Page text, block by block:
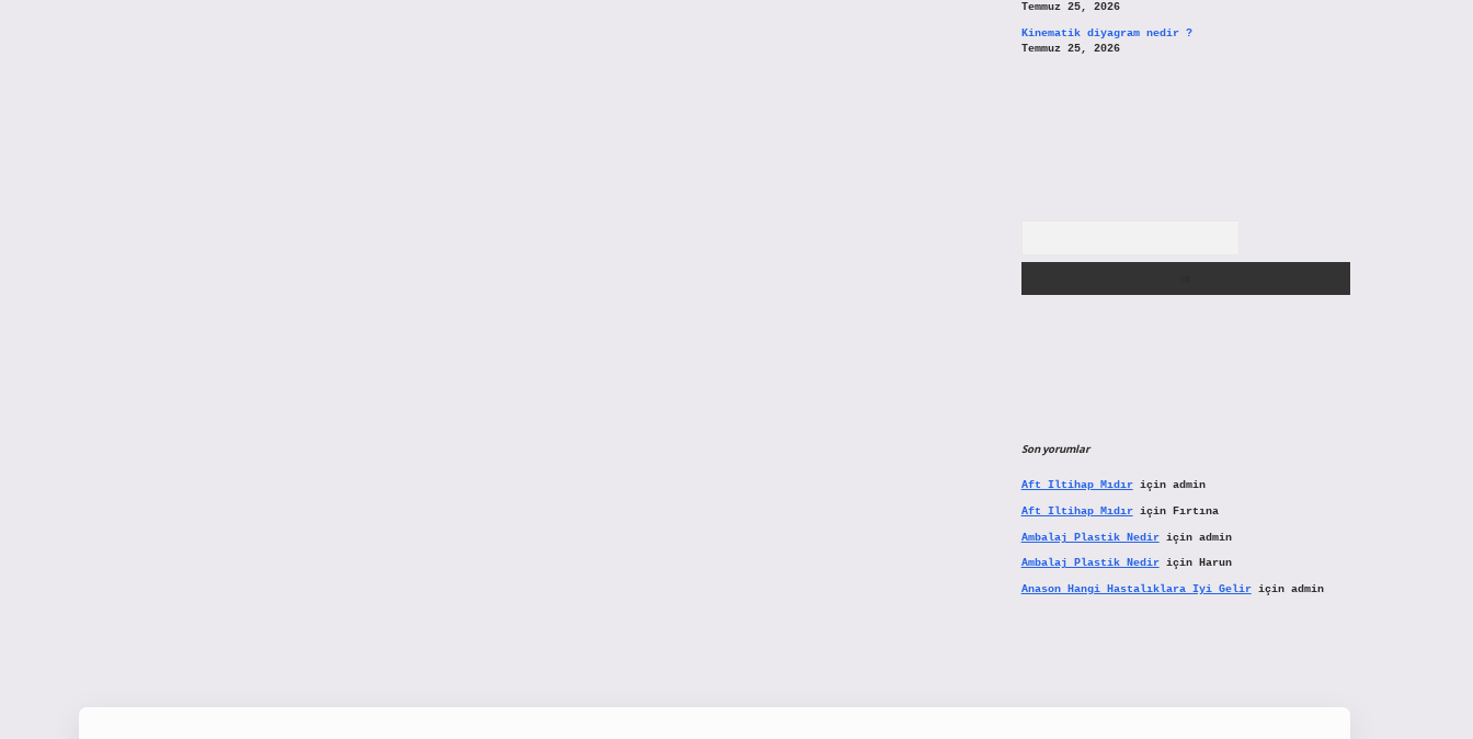
Temmuz 25, 2026
Kinematik diyagram nedir ?
Temmuz 25, 2026
Son yorumlar
Aft Iltihap Mıdıriçin admin
Aft Iltihap Mıdıriçin Fırtına
Ambalaj Plastik Nediriçin admin
Ambalaj Plastik Nediriçin Harun
Anason Hangi Hastalıklara Iyi Geliriçin admin